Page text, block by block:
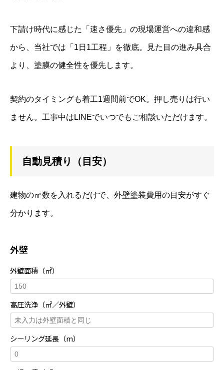
下請け時代に感じた「速さ優先」の現場運営への違和感
から、当社では「1日1工程」を徹底。見た目の進み具合
より、塗膜の健全性を優先します。
契約のタイミングも着工1週間前でOK。押し売りは行い
ません。工事中はLINEでいつでもご相談いただけます。
自動見積り（目安）
建物の㎡数を入れるだけで、外壁塗装費用の目安がすぐ
分かります。
外壁
外壁面積（㎡）
高圧洗浄（㎡／外壁）
シーリング延長（m）